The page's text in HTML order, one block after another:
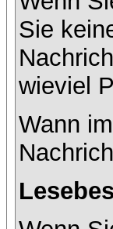
Sie
wieviel
Wann